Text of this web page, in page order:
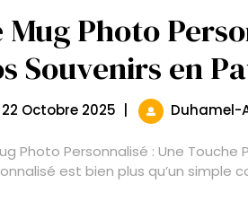
Mug Photo
Souvenirs en
22 Octobre 2025 22
Octobre
2025
| Duhamel-
Photo Personnalisé : Une
est bien plus qu’un simple